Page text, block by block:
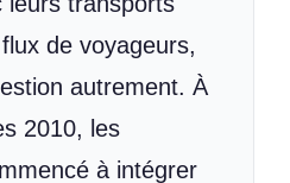
de voyageurs,
autrement. À
2010, les
à intégrer